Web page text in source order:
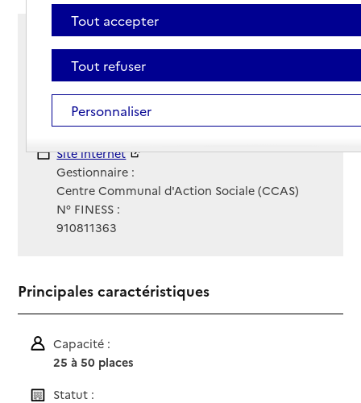
91430 - Igny
Voir itinéraire
Téléphone :
01 69 33 22 12
Site Internet
Site internet
Gestionnaire :
Centre Communal d'Action Sociale (CCAS)
N° FINESS :
910811363
Principales caractéristiques
Capacité :
25 à 50 places
Statut :
Tout accepter
Tout refuser
Personnaliser